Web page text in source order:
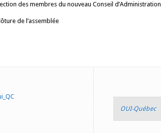
des membres du nouveau Conseil d’Administration
de l’assemblée
OUI-Québec